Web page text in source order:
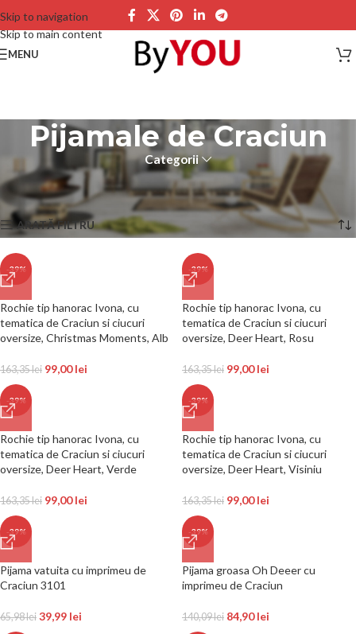
Skip to navigation
Skip to main content
MENU
Pijamale de Craciun
Categorii
Prima pagină Produse etichetate „Pijamale de Craciun”
Afișez 1 - 21 din 42 de rezultate
ARATĂ FILTRU
-39%
Rochie tip hanorac Ivona, cu
tematica de Craciun si ciucuri
oversize, Christmas Moments, Alb
163,35lei 99,00lei
-39%
Rochie tip hanorac Ivona, cu
tematica de Craciun si ciucuri
oversize, Deer Heart, Rosu
163,35lei 99,00lei
-39%
Rochie tip hanorac Ivona, cu
tematica de Craciun si ciucuri
oversize, Deer Heart, Verde
163,35lei 99,00lei
-39%
Rochie tip hanorac Ivona, cu
tematica de Craciun si ciucuri
oversize, Deer Heart, Visiniu
163,35lei 99,00lei
-39%
Pijama vatuita cu imprimeu de
Craciun 3101
65,98lei 39,99 lei
-39%
Pijama groasa Oh Deeer cu
imprimeu de Craciun
140,09lei 84,90lei